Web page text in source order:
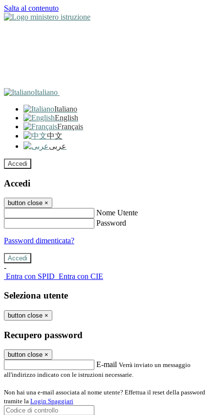
Salta al contenuto
Italiano
Italiano
English
Français
中文
عربى
Accedi
Accedi
button close ×
Nome Utente
Password
Password dimenticata?
-
Entra con SPID Entra con CIE
Seleziona utente
button close ×
Recupero password
button close ×
E-mail Verrà inviato un messaggio
all'indirizzo indicato con le istruzioni necessarie.
Non hai una e-mail associata al nome utente? Effettua il reset della password
tramite la Login Spaggiari